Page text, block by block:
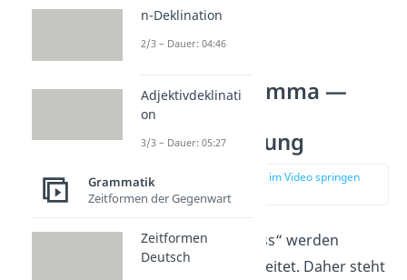
und dass Komma —
richtige
Zeichensetzung
zur Stelle im Video springen
(00:55)
Mit dem Wort „dass“ werden
Nebensätze eingeleitet. Daher steht
n-Deklination
2/3 – Dauer: 04:46
Adjektivdeklinati
on
3/3 – Dauer: 05:27
Grammatik
Zeitformen der Gegenwart
Zeitformen
Deutsch